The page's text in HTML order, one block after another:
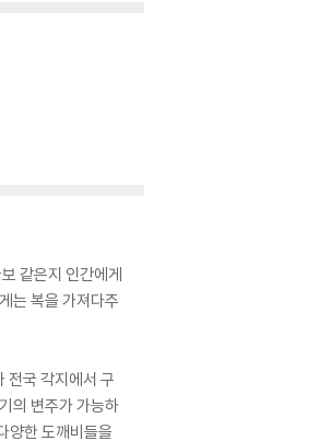
같은지 인간에게
는 복을 가져다주
전국 각지에서 구
의 변주가 가능하
양한 도깨비들을